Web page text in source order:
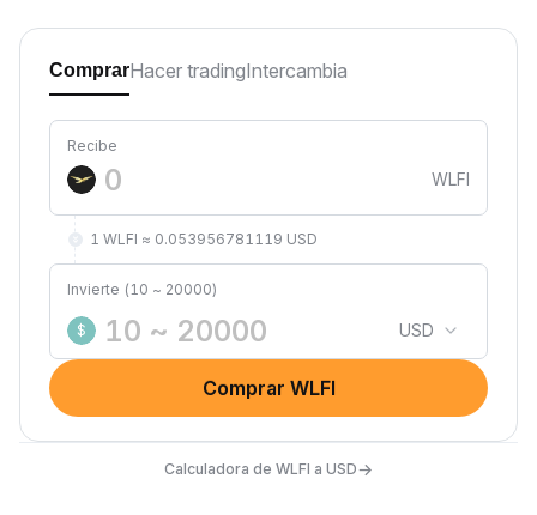
ComprarHacer tradingIntercambia
Recibe
WLFI
1 WLFI ≈ 0.053956781119 USD
Invierte (10 ~ 20000)
$ USD
Comprar WLFI
Calculadora de WLFI a USD→